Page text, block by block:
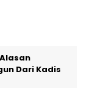
Dari Kadis